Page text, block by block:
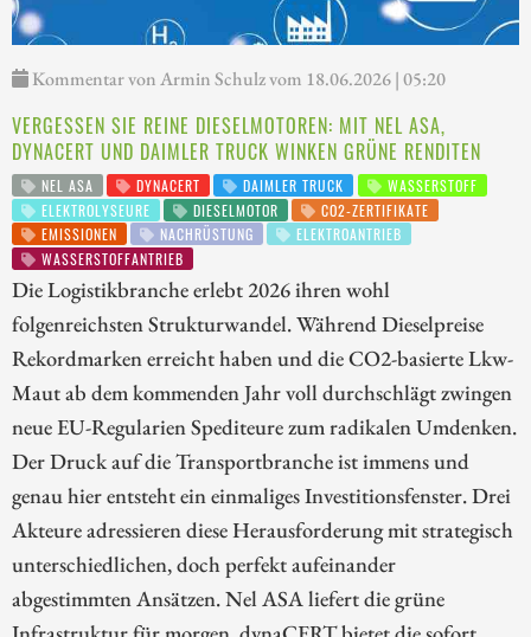
Kommentar von Armin Schulz vom 18.06.2026 | 05:20
VERGESSEN SIE REINE DIESELMOTOREN: MIT NEL ASA,
DYNACERT UND DAIMLER TRUCK WINKEN GRÜNE RENDITEN
NEL ASA DYNACERT DAIMLER TRUCK
WASSERSTOFF
ELEKTROLYSEURE
DIESELMOTOR
CO2-ZERTIFIKATE
EMISSIONEN
NACHRÜSTUNG
ELEKTROANTRIEB
WASSERSTOFFANTRIEB
Die Logistikbranche erlebt 2026 ihren wohl
folgenreichsten Strukturwandel. Während Dieselpreise
Rekordmarken erreicht haben und die CO2-basierte Lkw-
Maut ab dem kommenden Jahr voll durchschlägt zwingen
neue EU-Regularien Spediteure zum radikalen Umdenken.
Der Druck auf die Transportbranche ist immens und
genau hier entsteht ein einmaliges Investitionsfenster. Drei
Akteure adressieren diese Herausforderung mit strategisch
unterschiedlichen, doch perfekt aufeinander
abgestimmten Ansätzen. Nel ASA liefert die grüne